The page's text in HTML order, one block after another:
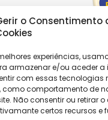
o Consentimento
experiências,
armazenar e/ou aceder
com essas tecnologias
comportamento de
Não consentir ou retirar
certos recursos e
|Equipa de
| PPPDPAECM|
CONTACTOS